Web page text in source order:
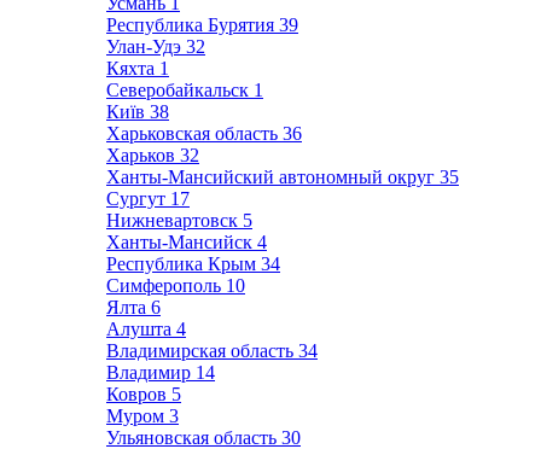
Республика Бурятия 39
Улан-Удэ 32
Кяхта 1
Северобайкальск 1
Київ 38
Харьковская область 36
Харьков 32
Ханты-Мансийский автономный округ 35
Сургут 17
Нижневартовск 5
Ханты-Мансийск 4
Республика Крым 34
Симферополь 10
Ялта 6
Алушта 4
Владимирская область 34
Владимир 14
Ковров 5
Муром 3
Ульяновская область 30